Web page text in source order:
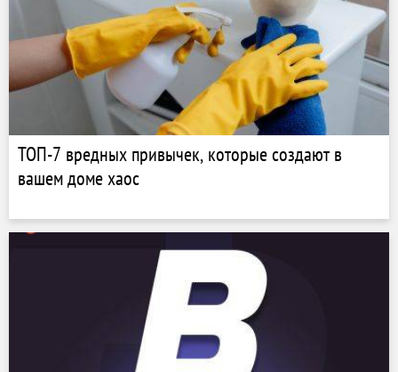
ТОП-7 вредных привычек, которые создают в
вашем доме хаос